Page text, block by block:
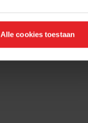
Alle cookies toestaan